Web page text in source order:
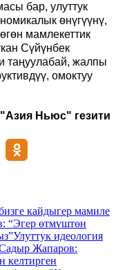
бар, улуттук
өнүгүүнү,
мамлекеттик
Сүйүнбек
таңуулабай, жалпы
омоктуу
"Азия Ньюс" гезити
кайдыгер мамиле
“Эгер өтмүштөн
Улуттук идеология
Жапаров:
келтирген